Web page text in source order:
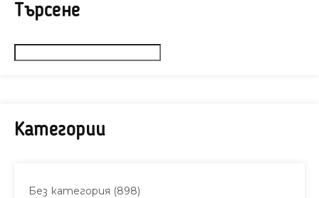
Търсене
Категории
Без категория (898)